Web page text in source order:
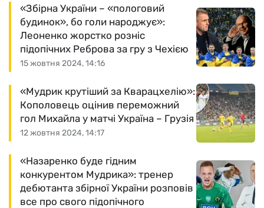
15 жовтня 2024, 14:16
«Збірна України – «пологовий
будинок», бо голи народжує»:
Леоненко жорстко розніс
підопічних Реброва за гру з Чехією
12 жовтня 2024, 14:17
«Мудрик крутіший за Кварацхелію»:
Кополовець оцінив переможний
гол Михайла у матчі Україна – Грузія
«Назаренко буде гідним
конкурентом Мудрика»: тренер
дебютанта збірної України розповів
все про свого підопічного